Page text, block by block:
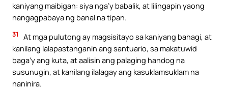
kaniyang maibigan: siya nga’y babalik, at lilingapin yaong
nangagpabaya ng banal na tipan.
31
At mga pulutong ay magsisitayo sa kaniyang bahagi, at
kanilang lalapastanganin ang santuario, sa makatuwid
baga’y ang kuta, at aalisin ang palaging handog na
susunugin, at kanilang ilalagay ang kasuklamsuklam na
naninira.